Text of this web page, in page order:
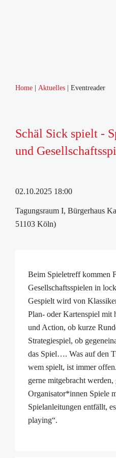
Home Aktuelles Eventreader
Schäl Sick spielt -
und
02.10.2025 18:00
Tagungsraum I, Bürgerhaus
51103 Köln)
Beim Spieletreff kommen
Gesellschaftsspielen in
Gespielt wird von
Plan- oder Kartenspiel mit
und Action, ob kurze
Strategiespiel, ob
das Spiel…. Was auf den
wem spielt, ist immer
gerne mitgebracht
Organisator*innen Spiele
Spielanleitungen entfällt,
playing“.